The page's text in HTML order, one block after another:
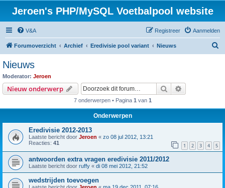
Jeroen's PHP/MySQL Voetbalpool website
V&A Aanmelden
Registreer
Forumoverzicht Archief Eredivisie pool variant Nieuws
Nieuws
Moderator: Jeroen
Nieuw onderwerp Zoek
7 onderwerpen • Pagina 1 van 1
Onderwerpen
Eredivisie 2012-2013
Laatste bericht door Jeroen « zo 08 jul 2012, 13:21
Reacties: 41 1 2 3 4 5
antwoorden extra vragen eredivisie 2011/2012
Laatste bericht door ruffy « di 08 mei 2012, 21:52
wedstrijden toevoegen